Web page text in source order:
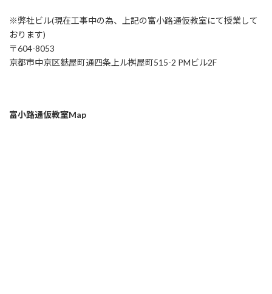
※弊社ビル(現在工事中の為、上記の富小路通仮教室にて授業して
おります)
〒604-8053
京都市中京区麩屋町通四条上ル桝屋町515-2 PMビル2F
富小路通仮教室Map